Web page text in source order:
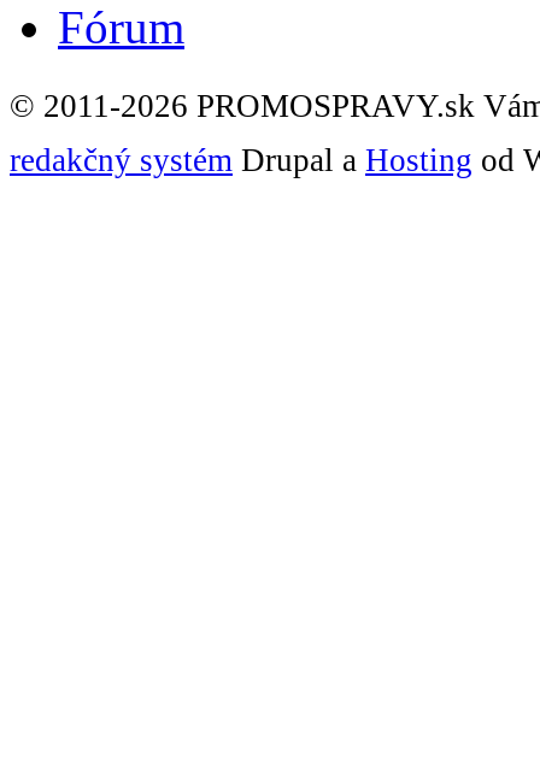
Fórum
© 2011-2026 PROMOSPRAVY.sk
redakčný systém Drupal a Hosting od